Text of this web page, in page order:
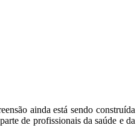
ainda está sendo construída
de profissionais da saúde e da